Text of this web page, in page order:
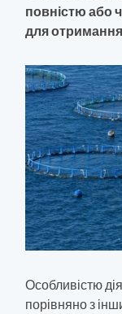
повністю або
для отримання
Особливістю
порівняно з